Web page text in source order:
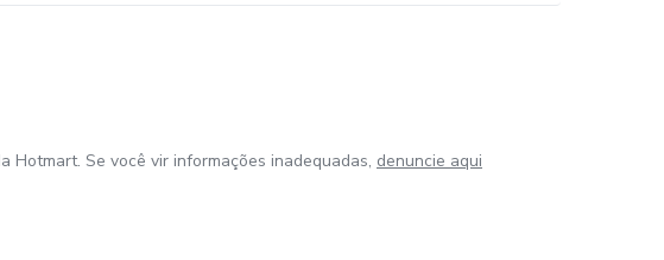
Se você vir informações inadequadas, denuncie aqui